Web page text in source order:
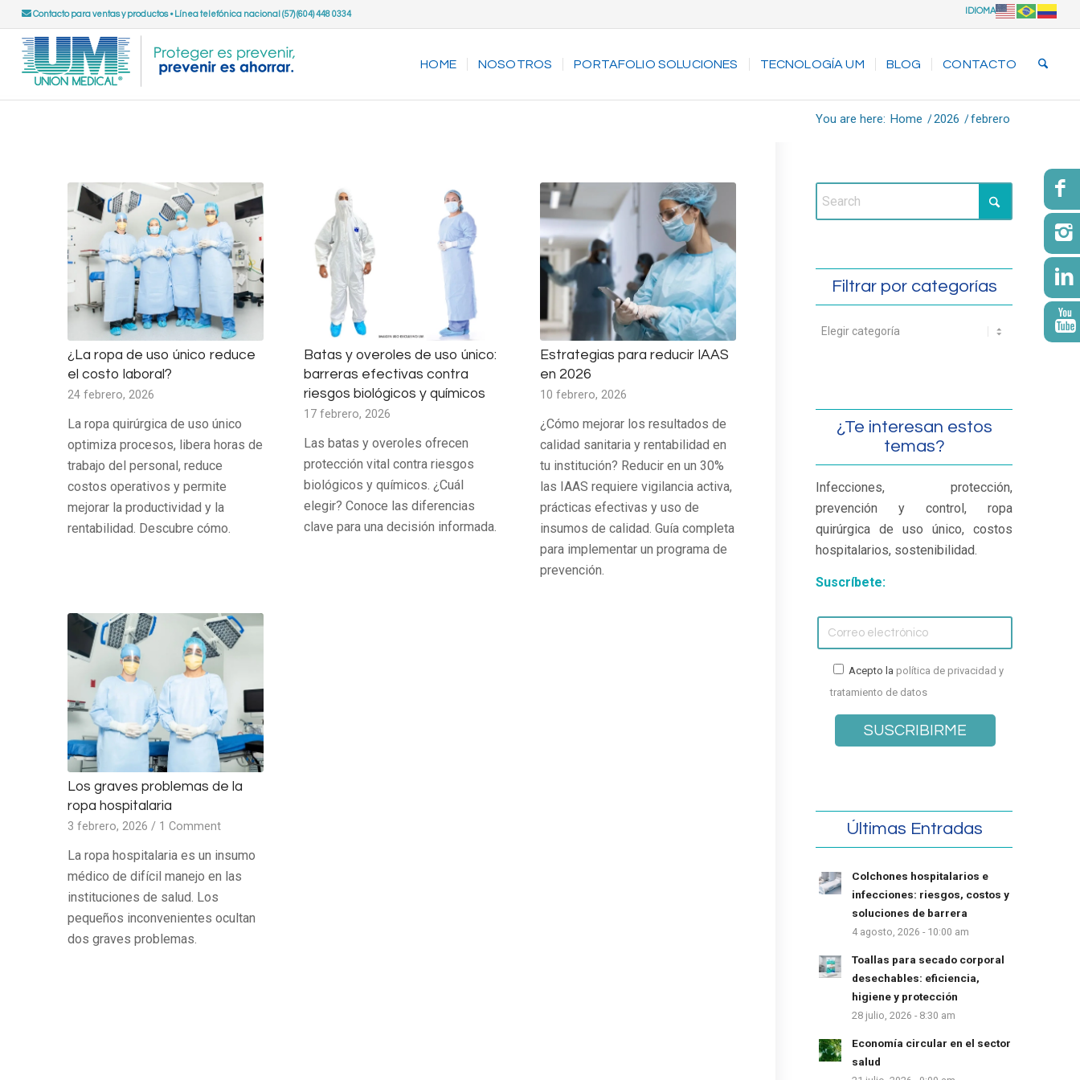
Contacto para ventas y productos• Línea telefónica nacional (57) (604) 448 0334 IDIOMA
HOME NOSOTROS PORTAFOLIO SOLUCIONES TECNOLOGÍA UM BLOG CONTACTO
You are here: Home /2026 /febrero
¿La ropa de uso único reduce
el costo laboral?
24 febrero, 2026
La ropa quirúrgica de uso único
optimiza procesos, libera horas de
trabajo del personal, reduce
costos operativos y permite
mejorar la productividad y la
rentabilidad. Descubre cómo.
Batas y overoles de uso único:
barreras efectivas contra
riesgos biológicos y químicos
17 febrero, 2026
Las batas y overoles ofrecen
protección vital contra riesgos
biológicos y químicos. ¿Cuál
elegir? Conoce las diferencias
clave para una decisión informada.
Estrategias para reducir IAAS
en 2026
10 febrero, 2026
¿Cómo mejorar los resultados de
calidad sanitaria y rentabilidad en
tu institución? Reducir en un 30%
las IAAS requiere vigilancia activa,
prácticas efectivas y uso de
insumos de calidad. Guía completa
para implementar un programa de
prevención.
Los graves problemas de la
ropa hospitalaria
3 febrero, 2026 / 1 Comment
La ropa hospitalaria es un insumo
médico de difícil manejo en las
instituciones de salud. Los
pequeños inconvenientes ocultan
dos graves problemas.
Filtrar por categorías
¿Te interesan estos
temas?
Infecciones, protección,
prevención y control, ropa
quirúrgica de uso único, costos
hospitalarios, sostenibilidad.
Suscríbete:
Acepto la política de privacidad y
tratamiento de datos
Últimas Entradas
Colchones hospitalarios e
infecciones: riesgos, costos y
soluciones de barrera
4 agosto, 2026 - 10:00 am
Toallas para secado corporal
desechables: eficiencia,
higiene y protección
28 julio, 2026 - 8:30 am
Economía circular en el sector
salud